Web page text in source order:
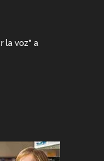
la voz" a